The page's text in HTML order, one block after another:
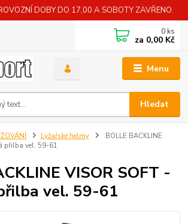
DOBY DO 17,00 A SOBOTY ZAVŘENO.
Menu
Hledat
0 ks
za 0,00 Kč
Lyžařské helmy
BOLLE BACKLINE
přilba vel. 59-61
VISOR SOFT -
vel. 59-61